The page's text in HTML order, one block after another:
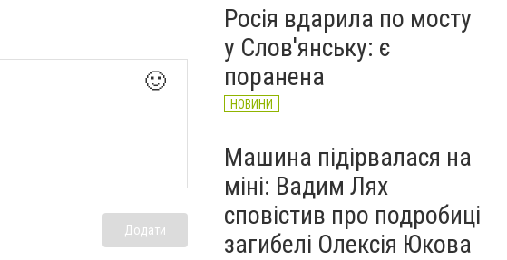
🙂
Додати
Росія вдарила по мосту
у Слов'янську: є
поранена
НОВИНИ
Машина підірвалася на
міні: Вадим Лях
сповістив про подробиці
загибелі Олексія Юкова